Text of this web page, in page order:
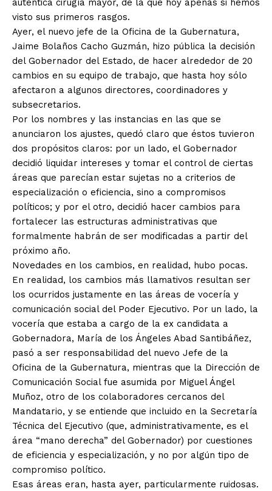
auténtica cirugía mayor, de la que hoy apenas si hemos
visto sus primeros rasgos.
Ayer, el nuevo jefe de la Oficina de la Gubernatura,
Jaime Bolaños Cacho Guzmán, hizo pública la decisión
del Gobernador del Estado, de hacer alrededor de 20
cambios en su equipo de trabajo, que hasta hoy sólo
afectaron a algunos directores, coordinadores y
subsecretarios.
Por los nombres y las instancias en las que se
anunciaron los ajustes, quedó claro que éstos tuvieron
dos propósitos claros: por un lado, el Gobernador
decidió liquidar intereses y tomar el control de ciertas
áreas que parecían estar sujetas no a criterios de
especialización o eficiencia, sino a compromisos
políticos; y por el otro, decidió hacer cambios para
fortalecer las estructuras administrativas que
formalmente habrán de ser modificadas a partir del
próximo año.
Novedades en los cambios, en realidad, hubo pocas.
En realidad, los cambios más llamativos resultan ser
los ocurridos justamente en las áreas de vocería y
comunicación social del Poder Ejecutivo. Por un lado, la
vocería que estaba a cargo de la ex candidata a
Gobernadora, María de los Ángeles Abad Santibáñez,
pasó a ser responsabilidad del nuevo Jefe de la
Oficina de la Gubernatura, mientras que la Dirección de
Comunicación Social fue asumida por Miguel Ángel
Muñoz, otro de los colaboradores cercanos del
Mandatario, y se entiende que incluido en la Secretaría
Técnica del Ejecutivo (que, administrativamente, es el
área “mano derecha” del Gobernador) por cuestiones
de eficiencia y especialización, y no por algún tipo de
compromiso político.
Esas áreas eran, hasta ayer, particularmente ruidosas.